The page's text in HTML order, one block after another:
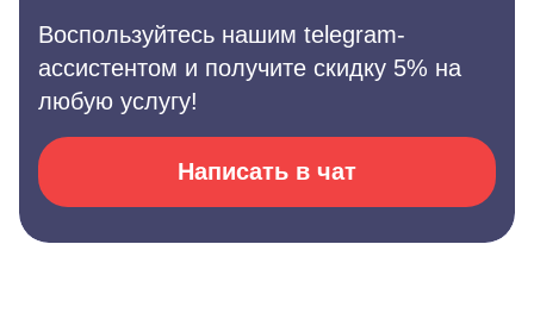
Воспользуйтесь нашим telegram-
ассистентом и получите скидку 5% на
любую услугу!
Написать в чат